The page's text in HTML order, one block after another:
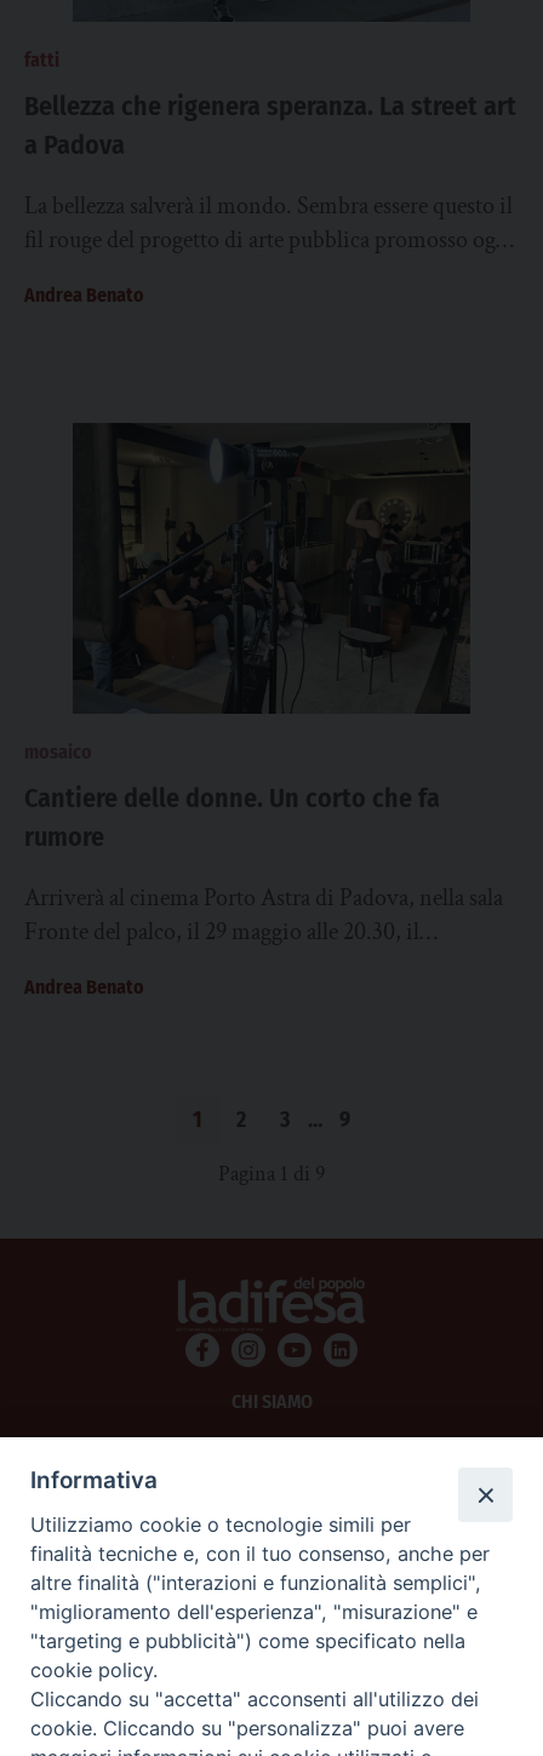
fatti
Bellezza che rigenera speranza. La street art
a Padova
La bellezza salverà il mondo. Sembra essere questo il
fil rouge del progetto di arte pubblica promosso ogni
Andrea Benato
Cantiere delle donne. Un corto che fa
rumore
Arriverà al cinema Porto Astra di Padova, nella sala
Fronte del palco, il 29 maggio alle 20.30, il
Andrea Benato
1 2 3 … 9
Pagina 1 di 9
CHI SIAMO
SCRIVICI
La Difesa srl - P.iva 05125420280
La Difesa del Popolo percepisce i contributi pubblici all'editoria.
La Difesa del Popolo, tramite la Fisc (Federazione Italiana Settimanali Cattolici)
ha aderito allo IAP (Istituto dell'Autodisciplina Pubblicitaria) accettando il Codice
di Autodisciplina della Comunicazione Commerciale.
La Difesa del Popolo è una testata registrata presso il Tribunale di Padova
Informativa
Utilizziamo cookie o tecnologie simili per
finalità tecniche e, con il tuo consenso, anche per
altre finalità ("interazioni e funzionalità semplici",
"miglioramento dell'esperienza", "misurazione" e
"targeting e pubblicità") come specificato nella
cookie policy.
Cliccando su "accetta" acconsenti all'utilizzo dei
cookie. Cliccando su "personalizza" puoi avere